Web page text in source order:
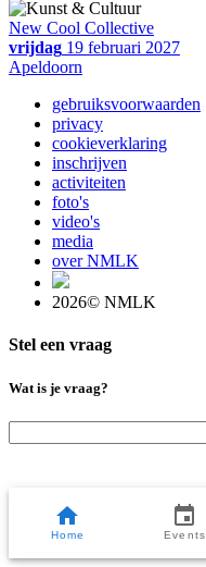
New Cool Collective
vrijdag 19 februari 2027
Apeldoorn
gebruiksvoorwaarden
privacy
cookieverklaring
inschrijven
activiteiten
foto's
video's
media
over NMLK
2026© NMLK
Stel een vraag
Wat is je vraag?
Home Events